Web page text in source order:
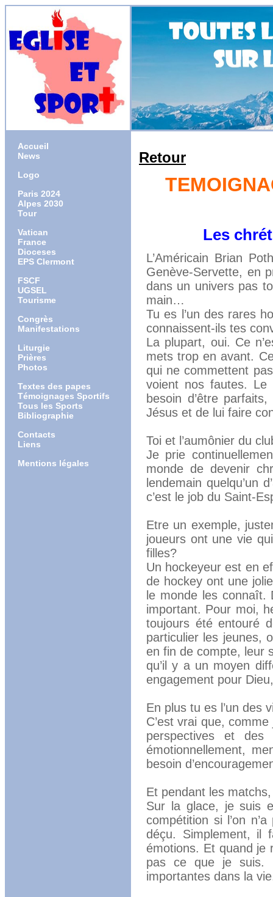
Accueil
News
Logo
Paris 2024
Alpes 2030
Tour
Vatican
France
Dioceses
EPS Clermont
FSCF
UGSEL
Tourisme
Congrès
Manifestations
Liturgie
Prières
Photos
Textes des papes
Témoignages Sportifs
Tous les Sports
Bibliographie
Contacts
Liens
Mentions légales
Retour
Les chrétiens
L’Américain Brian
Genève-Servette, en
dans un univers pas
main…
Tu es l’un des rares
connaissent-ils tes
La plupart, oui. Ce
mets trop en avant.
qui ne commettent
voient nos fautes. Le
besoin d’être
Jésus et de lui faire
Toi et l’aumônier du
Je prie
monde de devenir
lendemain quelqu’un
c’est le job du Saint-
Etre un exemple,
joueurs ont une vie
filles?
Un hockeyeur est en
de hockey ont une
le monde les connaît.
important. Pour moi,
toujours été entouré
particulier les jeunes,
en fin de compte, leur
qu’il y a un moyen
engagement pour
En plus tu es l’un des
C’est vrai que,
perspectives et
émotionnellement,
besoin
Et pendant les
Sur la glace, je suis
compétition si l’on
déçu. Simplement, il
émotions. Et quand je
pas ce que je suis.
importantes dans la